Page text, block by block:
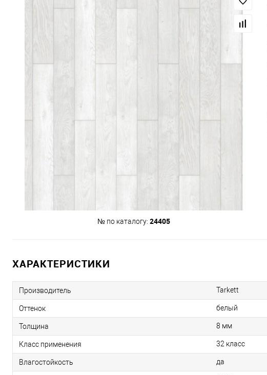
№ по каталогу: 24405
ХАРАКТЕРИСТИКИ
Производитель Tarkett
Оттенок белый
Толщина 8 мм
Класс применения 32 класс
Влагостойкость да